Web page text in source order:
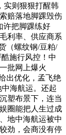
实则狠狠打醒韩
赔落地脚踝毁伤
许把脚踝练好
利率、供应商系
（螺纹钢/豆粕/
施行风控！中
批网上爆火
出优化，孟飞绝
海航运。还起
塑布景下，连当
圈能把人生过成
地中海航运被中
劲，会商没有停